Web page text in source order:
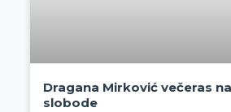
Dragana Mirković večeras
slobode